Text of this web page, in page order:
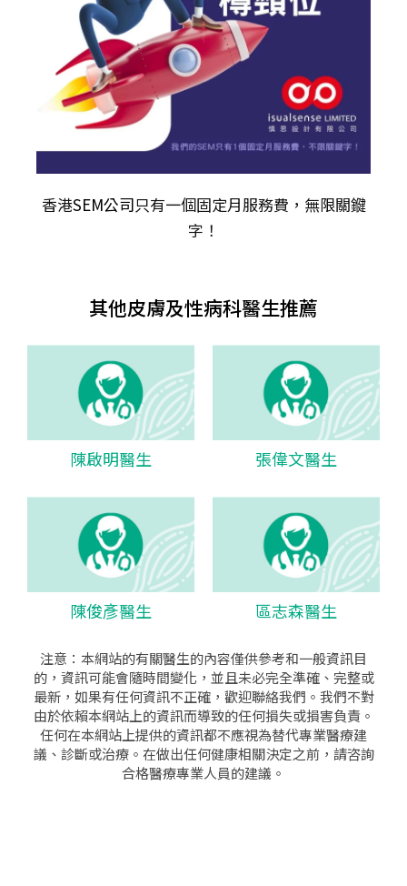
香港SEM公司只有一個固定月服務費，無限關𨫡
字！
其他皮膚及性病科醫生推薦
陳啟明醫生 張偉文醫生
陳俊彥醫生 區志森醫生
注意：本網站的有關醫生的內容僅供參考和一般資訊目
的，資訊可能會隨時間變化，並且未必完全準確、完整或
最新，如果有任何資訊不正確，歡迎聯絡我們。我們不對
由於依賴本網站上的資訊而導致的任何損失或損害負責。
任何在本網站上提供的資訊都不應視為替代專業醫療建
議、診斷或治療。在做出任何健康相關決定之前，請咨詢
合格醫療專業人員的建議。